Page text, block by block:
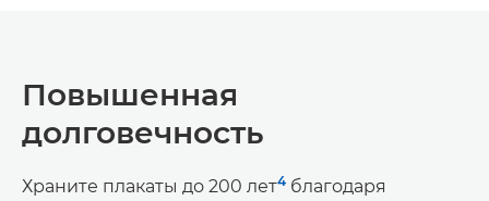
Повышенная
долговечность
Храните плакаты до 200 лет4 благодаря